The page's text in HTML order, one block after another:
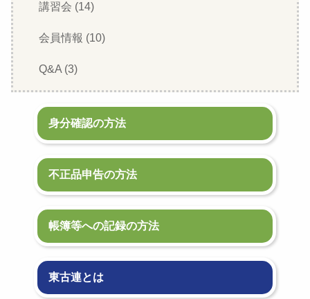
講習会 (14)
会員情報 (10)
Q&A (3)
身分確認の方法
不正品申告の方法
帳簿等への記録の方法
東古連とは